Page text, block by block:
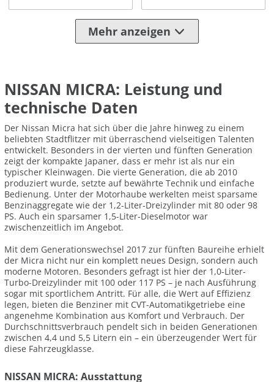
Mehr anzeigen
NISSAN MICRA: Leistung und
technische Daten
Der Nissan Micra hat sich über die Jahre hinweg zu einem
beliebten Stadtflitzer mit überraschend vielseitigen Talenten
entwickelt. Besonders in der vierten und fünften Generation
zeigt der kompakte Japaner, dass er mehr ist als nur ein
typischer Kleinwagen. Die vierte Generation, die ab 2010
produziert wurde, setzte auf bewährte Technik und einfache
Bedienung. Unter der Motorhaube werkelten meist sparsame
Benzinaggregate wie der 1,2-Liter-Dreizylinder mit 80 oder 98
PS. Auch ein sparsamer 1,5-Liter-Dieselmotor war
zwischenzeitlich im Angebot.
Mit dem Generationswechsel 2017 zur fünften Baureihe erhielt
der Micra nicht nur ein komplett neues Design, sondern auch
moderne Motoren. Besonders gefragt ist hier der 1,0-Liter-
Turbo-Dreizylinder mit 100 oder 117 PS – je nach Ausführung
sogar mit sportlichem Antritt. Für alle, die Wert auf Effizienz
legen, bieten die Benziner mit CVT-Automatikgetriebe eine
angenehme Kombination aus Komfort und Verbrauch. Der
Durchschnittsverbrauch pendelt sich in beiden Generationen
zwischen 4,4 und 5,5 Litern ein – ein überzeugender Wert für
diese Fahrzeugklasse.
NISSAN MICRA: Ausstattung